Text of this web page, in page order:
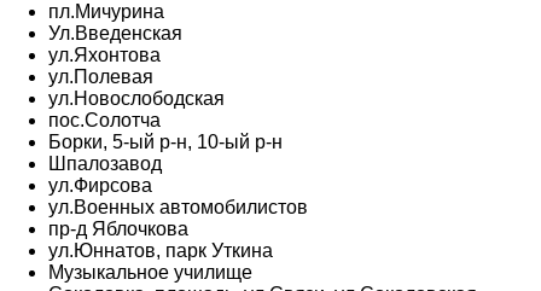
пл.Мичурина
Ул.Введенская
ул.Яхонтова
ул.Полевая
ул.Новослободская
пос.Солотча
Борки, 5-ый р-н, 10-ый р-н
Шпалозавод
ул.Фирсова
ул.Военных автомобилистов
пр-д Яблочкова
ул.Юннатов, парк Уткина
Музыкальное училище